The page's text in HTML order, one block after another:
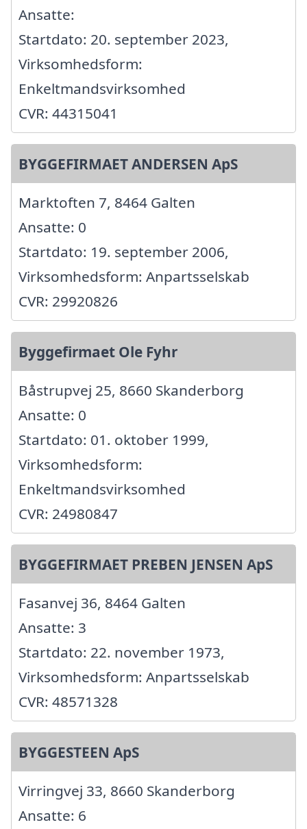
Ansatte:
Startdato: 20. september 2023,
Virksomhedsform:
Enkeltmandsvirksomhed
CVR: 44315041
BYGGEFIRMAET ANDERSEN ApS
Marktoften 7, 8464 Galten
Ansatte: 0
Startdato: 19. september 2006,
Virksomhedsform: Anpartsselskab
CVR: 29920826
Byggefirmaet Ole Fyhr
Båstrupvej 25, 8660 Skanderborg
Ansatte: 0
Startdato: 01. oktober 1999,
Virksomhedsform:
Enkeltmandsvirksomhed
CVR: 24980847
BYGGEFIRMAET PREBEN JENSEN ApS
Fasanvej 36, 8464 Galten
Ansatte: 3
Startdato: 22. november 1973,
Virksomhedsform: Anpartsselskab
CVR: 48571328
BYGGESTEEN ApS
Virringvej 33, 8660 Skanderborg
Ansatte: 6